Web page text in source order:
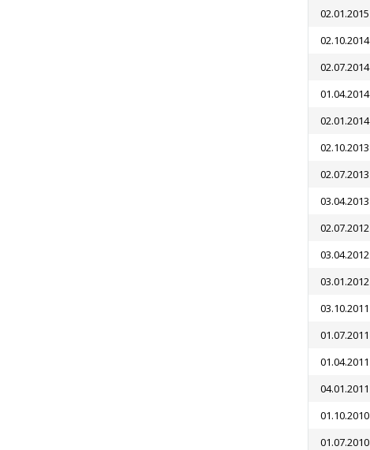
02.01.2015
02.10.2014
02.07.2014
01.04.2014
02.01.2014
02.10.2013
02.07.2013
03.04.2013
02.07.2012
03.04.2012
03.01.2012
03.10.2011
01.07.2011
01.04.2011
04.01.2011
01.10.2010
01.07.2010